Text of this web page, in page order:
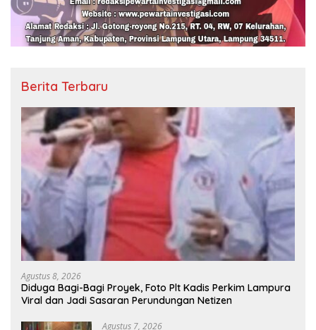
Berita Terbaru
Agustus 8, 2026
Diduga Bagi-Bagi Proyek, Foto Plt Kadis Perkim Lampura
Viral dan Jadi Sasaran Perundungan Netizen
Agustus 7, 2026